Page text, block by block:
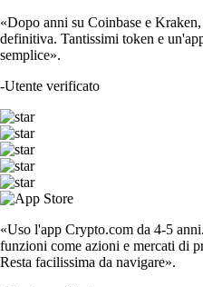
«Dopo anni su Coinbase e
definitiva. Tantissimi token e
semplice».
-Utente verificato
«Uso l'app Crypto.com da 4-5
funzioni come azioni e mercati di
Resta facilissima da navigare».